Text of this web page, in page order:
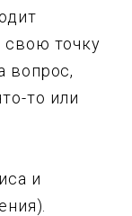
свою точку
вопрос,
то или
и